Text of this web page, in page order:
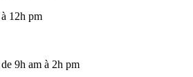
12h pm
9h am à 2h pm